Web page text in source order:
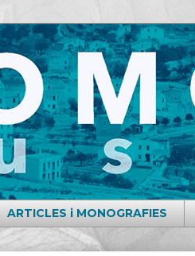
ARTICLES i MONOGRAFIES